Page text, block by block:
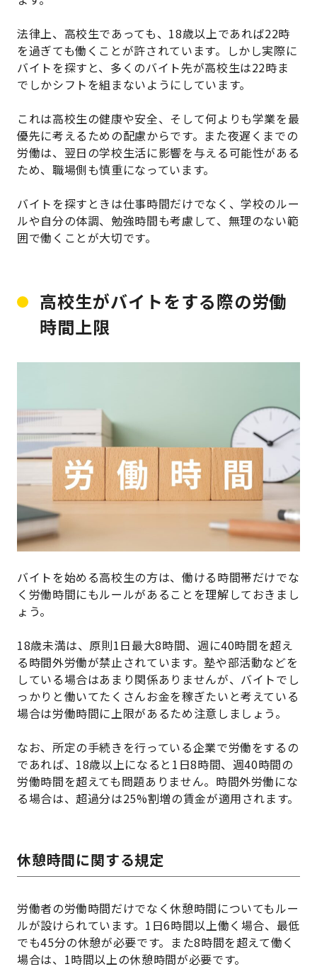
法律上、高校生であっても、18歳以上であれば22時
を過ぎても働くことが許されています。しかし実際に
バイトを探すと、多くのバイト先が高校生は22時ま
でしかシフトを組まないようにしています。
これは高校生の健康や安全、そして何よりも学業を最
優先に考えるための配慮からです。また夜遅くまでの
労働は、翌日の学校生活に影響を与える可能性がある
ため、職場側も慎重になっています。
バイトを探すときは仕事時間だけでなく、学校のルー
ルや自分の体調、勉強時間も考慮して、無理のない範
囲で働くことが大切です。
高校生がバイトをする際の労働
時間上限
バイトを始める高校生の方は、働ける時間帯だけでな
く労働時間にもルールがあることを理解しておきまし
ょう。
18歳未満は、原則1日最大8時間、週に40時間を超え
る時間外労働が禁止されています。塾や部活動などを
している場合はあまり関係ありませんが、バイトでし
っかりと働いてたくさんお金を稼ぎたいと考えている
場合は労働時間に上限があるため注意しましょう。
なお、所定の手続きを行っている企業で労働をするの
であれば、18歳以上になると1日8時間、週40時間の
労働時間を超えても問題ありません。時間外労働にな
る場合は、超過分は25%割増の賃金が適用されます。
休憩時間に関する規定
労働者の労働時間だけでなく休憩時間についてもルー
ルが設けられています。1日6時間以上働く場合、最低
でも45分の休憩が必要です。また8時間を超えて働く
場合は、1時間以上の休憩時間が必要です。